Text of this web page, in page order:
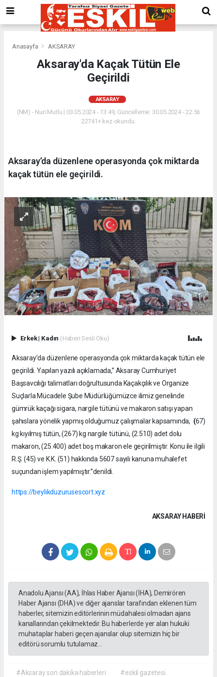
Anasayfa AKSARAY
Aksaray'da Kaçak Tütün Ele
Geçirildi
AKSARAY
(NM) - Nuri Mutlu | 03.05.2024 - 13:49, Güncelleme: 30.05.2024 - 22:56
22741+ kez okundu.
Aksaray’da düzenlene operasyonda çok miktarda
kaçak tütün ele geçirildi.
Erkek| Kadın (Haberi Sesli Oku)
Aksaray’da düzenlene operasyonda çok miktarda kaçak tütün ele
geçirildi. Yapılan yazılı açıklamada,” Aksaray Cumhuriyet
Başsavcılığı talimatları doğrultusunda Kaçakçılık ve Organize
Suçlarla Mücadele Şube Müdürlüğümüzce ilimiz genelinde
gümrük kaçağı sigara, nargile tütünü ve makaron satışı yapan
şahıslara yönelik yapmış olduğumuz çalışmalar kapsamında, (67)
kg kıyılmış tütün, (267) kg nargile tütünü, (2.510) adet dolu
makaron, (25.400) adet boş makaron ele geçirilmiştir. Konu ile ilgili
R.Ş. (45) ve K.K. (51) hakkında 5607 sayılı kanuna muhalefet
suçundan işlem yapılmıştır.”denildi.
https://beylikduzurusescort.xyz
AKSARAY HABERİ
Anadolu Ajansı (AA), İhlas Haber Ajansı (İHA), Demirören
Haber Ajansı (DHA) ve diğer ajanslar tarafından eklenen tüm
haberler, sitemizin editörlerinin müdahalesi olmadan ajans
kanallarından çekilmektedir. Bu haberlerde yer alan hukuki
muhataplar haberi geçen ajanslar olup sitemizin hiç bir
editörü sorumlu tutulamaz...
#Aksaray son dakika haberleri
#eskil gazetesi